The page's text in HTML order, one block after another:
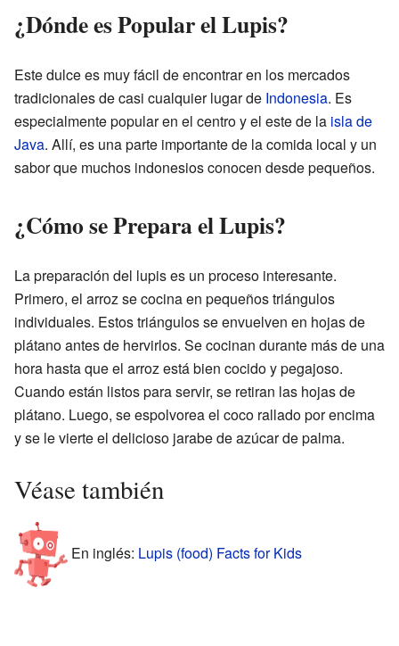
¿Dónde es Popular el Lupis?
Este dulce es muy fácil de encontrar en los mercados
tradicionales de casi cualquier lugar de Indonesia. Es
especialmente popular en el centro y el este de la isla de
Java. Allí, es una parte importante de la comida local y un
sabor que muchos indonesios conocen desde pequeños.
¿Cómo se Prepara el Lupis?
La preparación del lupis es un proceso interesante.
Primero, el arroz se cocina en pequeños triángulos
individuales. Estos triángulos se envuelven en hojas de
plátano antes de hervirlos. Se cocinan durante más de una
hora hasta que el arroz está bien cocido y pegajoso.
Cuando están listos para servir, se retiran las hojas de
plátano. Luego, se espolvorea el coco rallado por encima
y se le vierte el delicioso jarabe de azúcar de palma.
Véase también
En inglés: Lupis (food) Facts for Kids